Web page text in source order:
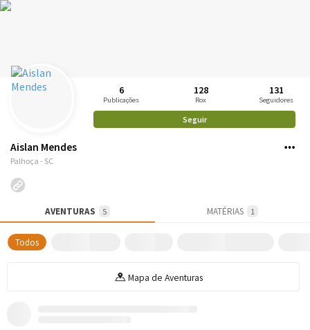
6
Publicações
128
Rox
131
Seguidores
Seguir
Aislan Mendes
Palhoça - SC
AVENTURAS 5 MATÉRIAS 1
Todos
Mapa de Aventuras